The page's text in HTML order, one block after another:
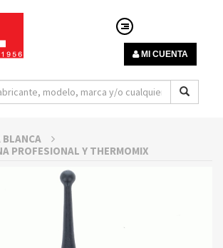
MI CUENTA
BLANCA
PROFESIONAL Y THERMOMIX